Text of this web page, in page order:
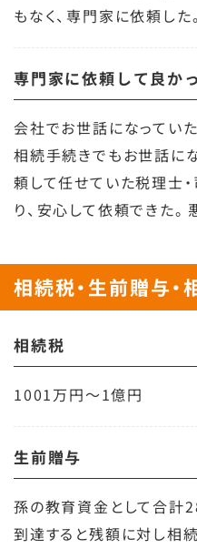
もなく、専門家に依頼した。
専門家に依頼して良か
会社でお世話になってい
相続手続きでもお世話に
頼して任せていた税理士
り、安心して依頼できた。
相続税・生前贈与・
相続税
1001万円～1億円
生前贈与
孫の教育資金として合計
到達すると残額に対し相